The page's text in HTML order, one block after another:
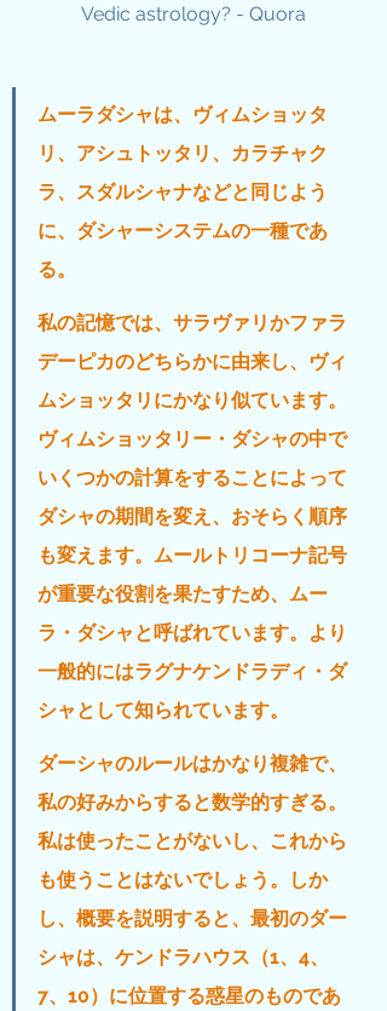
Vedic astrology? - Quora
ムーラダシャは、ヴィムショッタ
リ、アシュトッタリ、カラチャク
ラ、スダルシャナなどと同じよう
に、ダシャーシステムの一種であ
る。
私の記憶では、サラヴァリかファラ
デーピカのどちらかに由来し、ヴィ
ムショッタリにかなり似ています。
ヴィムショッタリー・ダシャの中で
いくつかの計算をすることによって
ダシャの期間を変え、おそらく順序
も変えます。ムールトリコーナ記号
が重要な役割を果たすため、ムー
ラ・ダシャと呼ばれています。より
一般的にはラグナケンドラディ・ダ
シャとして知られています。
ダーシャのルールはかなり複雑で、
私の好みからすると数学的すぎる。
私は使ったことがないし、これから
も使うことはないでしょう。しか
し、概要を説明すると、最初のダー
シャは、ケンドラハウス（1、4、
7、10）に位置する惑星のものであ